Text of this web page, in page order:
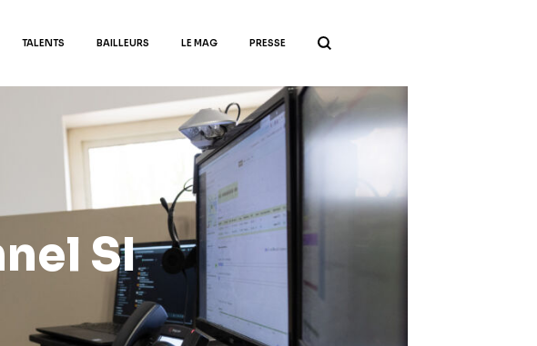
TALENTS BAILLEURS LE MAG PRESSE
SI